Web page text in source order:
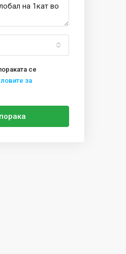
се
за